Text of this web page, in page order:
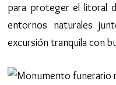
para proteger el litoral
entornos naturales
excursión tranquila con